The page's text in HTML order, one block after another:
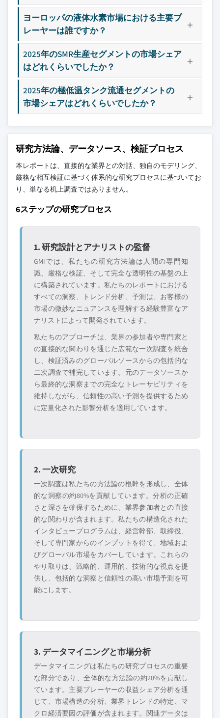
ヨーロッパの液体水素市場における主要プ
レーヤーは誰ですか？
2025年のSMR生産セグメントの市場シェア
はどれくらいでしたか？
2025年の極低温タンク流通セグメントの
市場シェアはどれくらいでしたか？
研究方法論、データソース、検証プロセス
本レポートは、直接的な業界との対話、独自のモデリング、
厳格な相互検証に基づく体系的な研究プロセスに基づいてお
り、単なる机上調査ではありません。
6ステップの研究プロセス
1. 研究設計とアナリストの監督
GMIでは、私たちの研究方法論は人間の専門知
識、厳格な検証、そして完全な透明性の基盤の上
に構築されています。私たちのレポートにおける
すべての洞察、トレンド分析、予測は、お客様の
市場の微妙なニュアンスを理解する経験豊富なア
ナリストによって開発されています。
私たちのアプローチは、業界の参加者や専門家と
の直接的な関わりを通じた広範な一次調査を統合
し、検証済みのグローバルソースからの包括的な
二次調査で補完しています。元のデータソースか
ら最終的な洞察までの完全なトレーサビリティを
維持しながら、信頼性の高い予測を提供するため
に定量化された影響分析を適用しています。
2. 一次研究
一次調査は私たちの方法論の根幹を形成し、全体
的な洞察の約80%を貢献しています。分析の正確
さと深さを確保するために、業界参加者との直接
的な関わりが含まれます。私たちの構造化された
インタビュープログラムは、経営幹部、取締役、
そして専門家からのインプットを得て、地域およ
びグローバル市場をカバーしています。これらの
やり取りは、戦略的、運用的、技術的な視点を提
供し、包括的な洞察と信頼性の高い市場予測を可
能にします。
3. データマイニングと市場分析
データマイニングは私たちの研究プロセスの重要
な部分であり、全体的な方法論の約20%を貢献し
ています。主要プレーヤーの収益シェア分析を通
じて、市場構造の分析、業界トレンドの特定、マ
クロ経済要因の評価が含まれます。関連データは